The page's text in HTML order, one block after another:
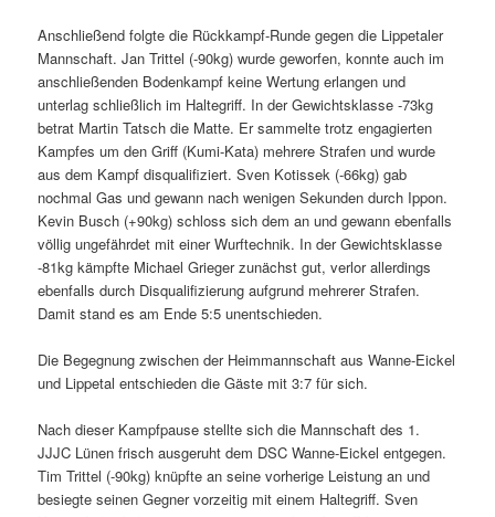
Anschließend folgte die Rückkampf-Runde gegen die Lippetaler
Mannschaft. Jan Trittel (-90kg) wurde geworfen, konnte auch im
anschließenden Bodenkampf keine Wertung erlangen und
unterlag schließlich im Haltegriff. In der Gewichtsklasse -73kg
betrat Martin Tatsch die Matte. Er sammelte trotz engagierten
Kampfes um den Griff (Kumi-Kata) mehrere Strafen und wurde
aus dem Kampf disqualifiziert. Sven Kotissek (-66kg) gab
nochmal Gas und gewann nach wenigen Sekunden durch Ippon.
Kevin Busch (+90kg) schloss sich dem an und gewann ebenfalls
völlig ungefährdet mit einer Wurftechnik. In der Gewichtsklasse
-81kg kämpfte Michael Grieger zunächst gut, verlor allerdings
ebenfalls durch Disqualifizierung aufgrund mehrerer Strafen.
Damit stand es am Ende 5:5 unentschieden.
Die Begegnung zwischen der Heimmannschaft aus Wanne-Eickel
und Lippetal entschieden die Gäste mit 3:7 für sich.
Nach dieser Kampfpause stellte sich die Mannschaft des 1.
JJJC Lünen frisch ausgeruht dem DSC Wanne-Eickel entgegen.
Tim Trittel (-90kg) knüpfte an seine vorherige Leistung an und
besiegte seinen Gegner vorzeitig mit einem Haltegriff. Sven